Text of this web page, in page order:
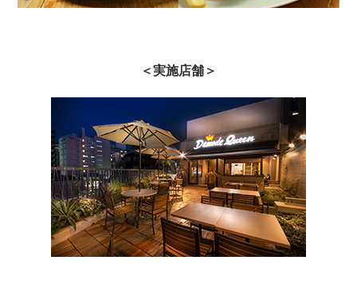
＜実施店舗＞